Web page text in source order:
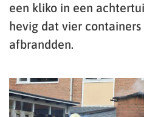
een kliko in een
hevig dat vier
afbrandden.